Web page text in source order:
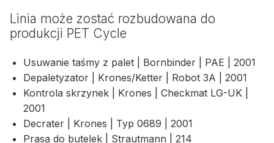
Linia może zostać rozbudowana do
produkcji PET Cycle
Usuwanie taśmy z palet | Bornbinder | PAE | 2001
Depaletyzator | Krones/Ketter | Robot 3A | 2001
Kontrola skrzynek | Krones | Checkmat LG-UK |
2001
Decrater | Krones | Typ 0689 | 2001
Prasa do butelek | Strautmann | 214